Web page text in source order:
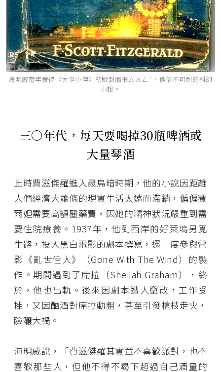
海明威當年覺得《大亨小傳》初版封面很ㄙㄨㄥˊ，像俗不可耐的科幻
小說。
三○年代，每天要喝掉30瓶啤酒或
大量琴酒
此時費滋傑羅進入最烏暗時期，他的小說因距離
人們經濟大蕭條的現實生活太遠而滯銷，偏偏賽
爾妲需要高額醫藥費，因她的精神狀況嚴重到需
要住院療養。1937年，他到西岸的好萊塢另覓
生路，投入黑白電影的劇本撰寫，還一度參與電
影《亂世佳人》（Gone With The Wind）的製
作。期間遇到了席拉（Sheilah Graham），終
於，他也出軌。後來因劇本遭人竄改，工作受
挫，又因酗酒對席拉動粗，甚至引發槍枝走火，
險釀大禍。
海明威說，「費滋傑羅其實並不喜歡派對，也不
喜歡那些人，但他不得不喝下超過自己酒量的